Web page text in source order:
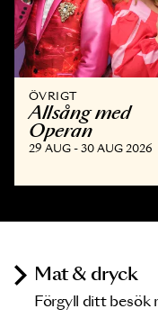
ÖVRIGT
Allsång med
Operan
29 AUG - 30 AUG 2026
Mat & dryck
Förgyll ditt besök